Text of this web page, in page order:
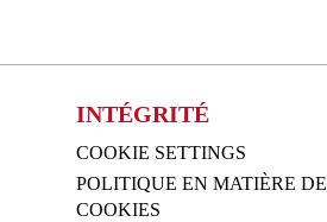
INTÉGRITÉ
COOKIE SETTINGS
POLITIQUE EN MATIÈRE DE
COOKIES